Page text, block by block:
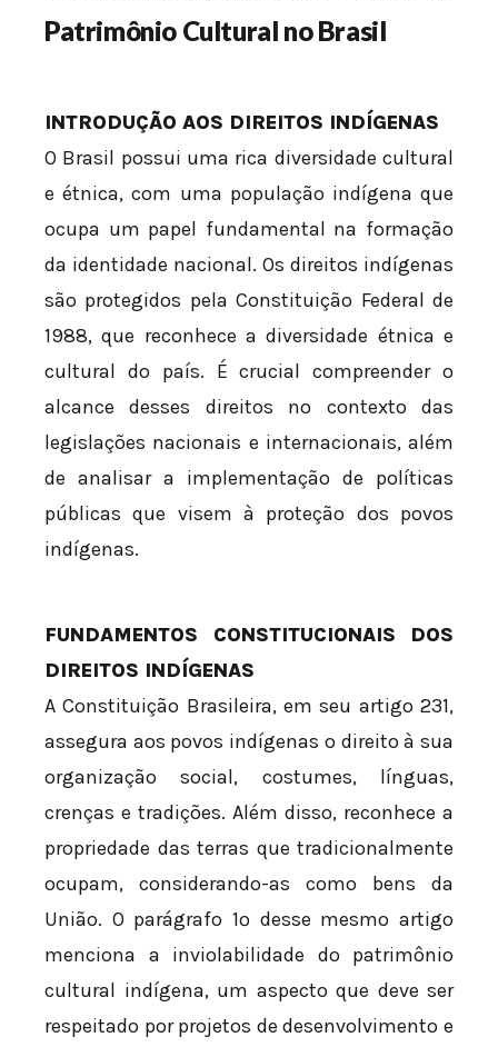
Patrimônio Cultural no Brasil
INTRODUÇÃO AOS DIREITOS INDÍGENAS
O Brasil possui uma rica diversidade cultural
e étnica, com uma população indígena que
ocupa um papel fundamental na formação
da identidade nacional. Os direitos indígenas
são protegidos pela Constituição Federal de
1988, que reconhece a diversidade étnica e
cultural do país. É crucial compreender o
alcance desses direitos no contexto das
legislações nacionais e internacionais, além
de analisar a implementação de políticas
públicas que visem à proteção dos povos
indígenas.
FUNDAMENTOS CONSTITUCIONAIS DOS
DIREITOS INDÍGENAS
A Constituição Brasileira, em seu artigo 231,
assegura aos povos indígenas o direito à sua
organização social, costumes, línguas,
crenças e tradições. Além disso, reconhece a
propriedade das terras que tradicionalmente
ocupam, considerando-as como bens da
União. O parágrafo 1º desse mesmo artigo
menciona a inviolabilidade do patrimônio
cultural indígena, um aspecto que deve ser
respeitado por projetos de desenvolvimento e